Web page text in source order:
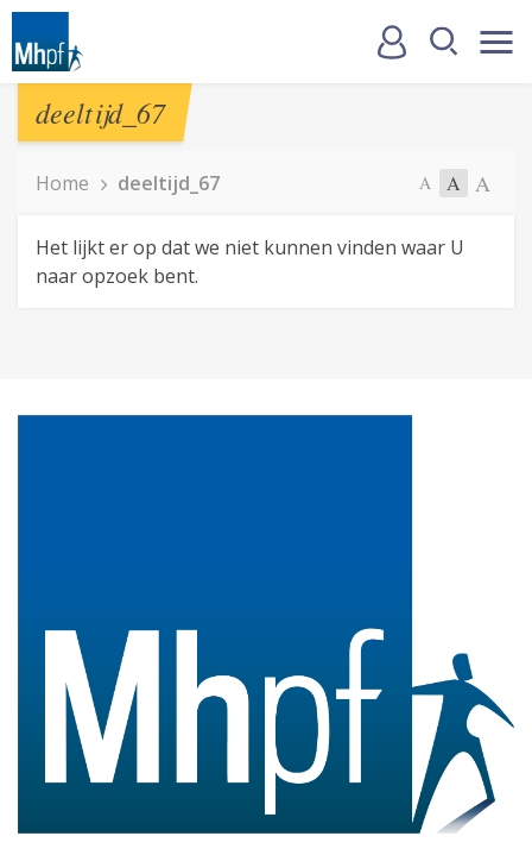
deeltijd_67
Home deeltijd_67 A A A
Het lijkt er op dat we niet kunnen vinden waar U
naar opzoek bent.